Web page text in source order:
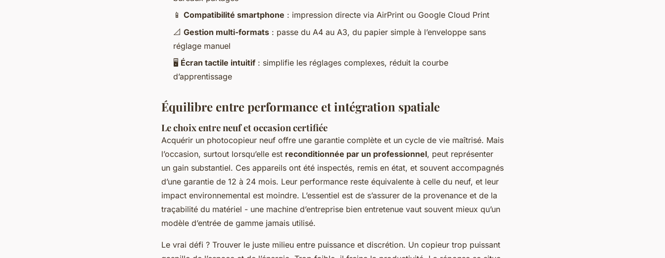
📱 Compatibilité smartphone : impression directe via AirPrint ou Google Cloud Print
📐 Gestion multi-formats : passe du A4 au A3, du papier simple à l’enveloppe sans
réglage manuel
🖥️ Écran tactile intuitif : simplifie les réglages complexes, réduit la courbe
d’apprentissage
Équilibre entre performance et intégration spatiale
Le choix entre neuf et occasion certifiée
Acquérir un photocopieur neuf offre une garantie complète et un cycle de vie maîtrisé. Mais
l’occasion, surtout lorsqu’elle est reconditionnée par un professionnel, peut représenter
un gain substantiel. Ces appareils ont été inspectés, remis en état, et souvent accompagnés
d’une garantie de 12 à 24 mois. Leur performance reste équivalente à celle du neuf, et leur
impact environnemental est moindre. L’essentiel est de s’assurer de la provenance et de la
traçabilité du matériel - une machine d’entreprise bien entretenue vaut souvent mieux qu’un
modèle d’entrée de gamme jamais utilisé.
Le vrai défi ? Trouver le juste milieu entre puissance et discrétion. Un copieur trop puissant